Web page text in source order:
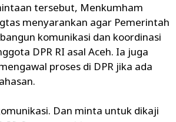
tersebut, Menkumham
menyarankan agar Pemerintah
komunikasi dan koordinasi
DPR RI asal Aceh. Ia juga
proses di DPR jika ada
Dan minta untuk dikaji